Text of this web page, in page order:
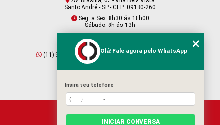
Santo André - SP - CEP: 09180-260
Seg. a Sex: 8h30 ás 18h00
Sábado: 8h ás 13h
CONTATO
(11) 95409-2229
(11) 4901-6045
vendas@abcofficemoveis.com.br
HOME
SOBRE NÓS
Olá! Fale agora pelo WhatsApp
Insira seu telefone
INICIAR CONVERSA